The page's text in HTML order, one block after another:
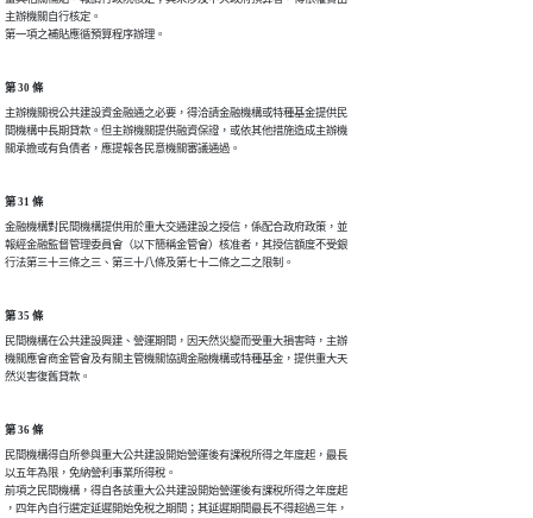
主辦機關自行核定。
第一項之補貼應循預算程序辦理。
第 30 條
主辦機關視公共建設資金融通之必要，得洽請金融機構或特種基金提供民
間機構中長期貸款。但主辦機關提供融資保證，或依其他措施造成主辦機
關承擔或有負債者，應提報各民意機關審議通過。
第 31 條
金融機構對民間機構提供用於重大交通建設之授信，係配合政府政策，並
報經金融監督管理委員會（以下簡稱金管會）核准者，其授信額度不受銀
行法第三十三條之三、第三十八條及第七十二條之二之限制。
第 35 條
民間機構在公共建設興建、營運期間，因天然災變而受重大損害時，主辦
機關應會商金管會及有關主管機關協調金融機構或特種基金，提供重大天
然災害復舊貸款。
第 36 條
民間機構得自所參與重大公共建設開始營運後有課稅所得之年度起，最長
以五年為限，免納營利事業所得稅。
前項之民間機構，得自各該重大公共建設開始營運後有課稅所得之年度起
，四年內自行選定延遲開始免稅之期間；其延遲期間最長不得超過三年，